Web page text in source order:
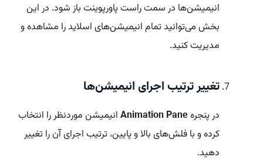
انیمیشن‌ها در سمت راست پاورپوینت باز شود. در این
بخش می‌توانید تمام انیمیشن‌های اسلاید را مشاهده و
مدیریت کنید.
تغییر ترتیب اجرای انیمیشن‌ها
در پنجرهAnimation Paneانیمیشن موردنظر را انتخاب
کرده و با فلش‌های بالا و پایین، ترتیب اجرای آن را تغییر
دهید.